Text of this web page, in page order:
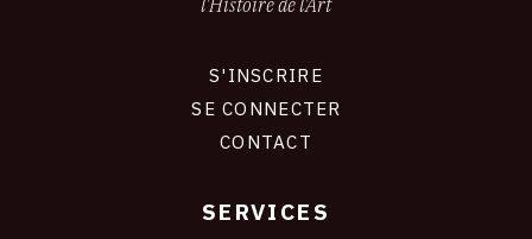
CONNEXION
S'INSCRIRE
SE CONNECTER
CONTACT
SERVICES